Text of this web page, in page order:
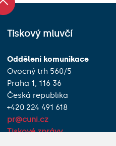
Tiskový mluvčí
Oddělení komunikace
Ovocný trh 560/5
Praha 1, 116 36
Česká republika
+420 224 491 618
pr@cuni.cz
Tiskové zprávy